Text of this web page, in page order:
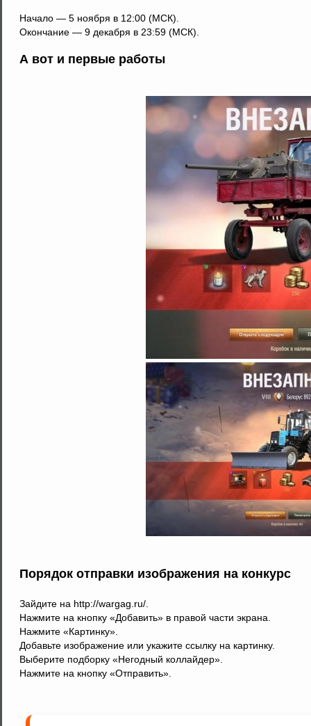
Начало — 5 ноября в 12:00 (МСК).
Окончание — 9 декабря в 23:59 (МСК).
А вот и первые работы
Порядок отправки изображения на конкурс
Зайдите на http://wargag.ru/.
Нажмите на кнопку «Добавить» в правой части экрана.
Нажмите «Картинку».
Добавьте изображение или укажите ссылку на картинку.
Выберите подборку «Негодный коллайдер».
Нажмите на кнопку «Отправить».